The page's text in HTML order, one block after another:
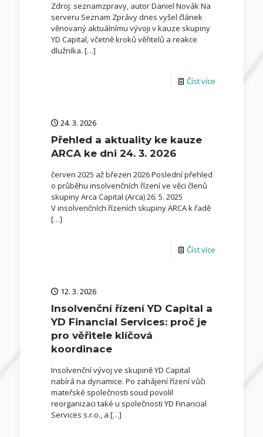
Zdroj: seznamzpravy, autor Daniel Novák Na
serveru Seznam Zprávy dnes vyšel článek
věnovaný aktuálnímu vývoji v kauze skupiny
YD Capital, včetně kroků věřitelů a reakce
dlužníka. […]
Číst více
24. 3. 2026
Přehled a aktuality ke kauze
ARCA ke dni 24. 3. 2026
červen 2025 až březen 2026 Poslední přehled
o průběhu insolvenčních řízení ve věci členů
skupiny Arca Capital (Arca) 26. 5. 2025
V insolvenčních řízeních skupiny ARCA k řadě
[…]
Číst více
12. 3. 2026
Insolvenční řízení YD Capital a
YD Financial Services: proč je
pro věřitele klíčová
koordinace
Insolvenční vývoj ve skupině YD Capital
nabírá na dynamice. Po zahájení řízení vůči
mateřské společnosti soud povolil
reorganizaci také u společnosti YD Financial
Services s.r.o., a […]